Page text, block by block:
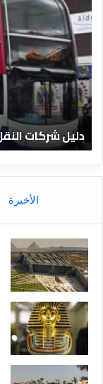
ل
ي
ل
ل
ف
ا
د
ق
ا
ل
ر
ي
ة
دليل
الأخيرة